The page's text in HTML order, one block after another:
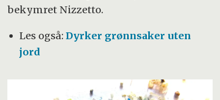
bekymret Nizzetto.
Les også:Dyrker grønnsaker uten
jord